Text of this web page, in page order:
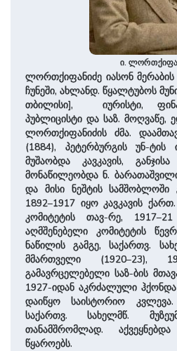
ი.
ლორთქიფანიძე იასონ
ჩუნეში, ახლანდ. წყალტუბოს
თბილისი], იურისტი,
პუბლიცისტი და საზ. მოღვაწე,
ლორთქიფანიძის ძმა.
(1884), პეტერბურგის უნ-
მუშაობდა კავკავის,
მონაწილეობდა ნ.
და მისი ნეშტის სამშობლოში
1892–1917 იყო კავკავის
კომიტეტის თავ-რე,
აღმშენებელი კომიტეტის
ნაწილის გამგე, საქართვ.
მმართველი (1920–23),
გამავრცელებელი საზ-ბის
1927-იდან აკრძალული ჰქონდა
დაიწყო საისტორიო
საქართვ. სახელმწ.
თანამშრომლად.
წყაროებს.